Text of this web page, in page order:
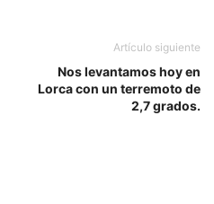
Artículo siguiente
Nos levantamos hoy en
Lorca con un terremoto de
2,7 grados.